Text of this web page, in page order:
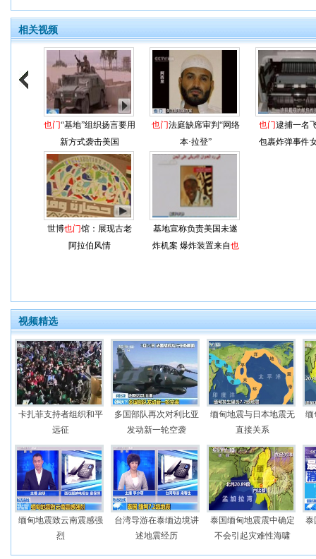
相关视频
也门“基地”组织扬言要用
新方式袭击美国
也门法庭缺席审判“网络
本·拉登”
也门逮捕一名
包裹炸弹事件
世博也门馆：展现古老
阿拉伯风情
基地宣称负责美国未遂
炸机案 爆炸装置来自也
视频精选
卡扎菲支持者组织和平
远征
多国部队再次对利比亚
发动新一轮空袭
缅甸地震与日本地震无
直接关系
缅
缅甸地震致云南震感强
烈
台湾导游在泰缅边境讲
述地震经历
泰国缅甸地震震中确定
不会引起灾难性海啸
泰